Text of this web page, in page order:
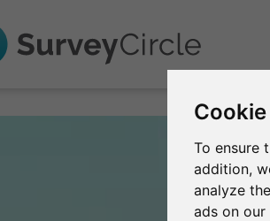
To ensure
addition,
analyze
ads on our